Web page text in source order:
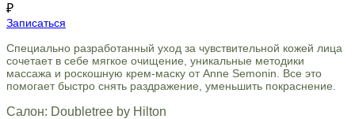
₽
Записаться
Специально разработанный уход за чувствительной кожей лица
сочетает в себе мягкое очищение, уникальные методики
массажа и роскошную крем-маску от Anne Semonin. Все это
помогает быстро снять раздражение, уменьшить покраснение.
Салон: Doubletree by Hilton